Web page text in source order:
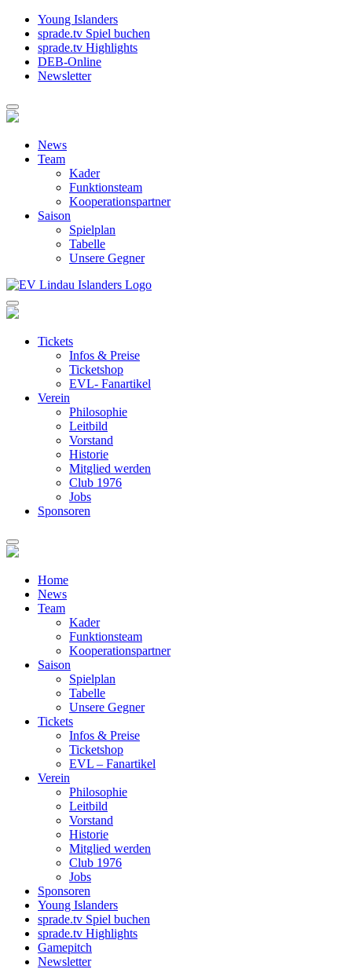
Young Islanders
sprade.tv Spiel buchen
sprade.tv Highlights
DEB-Online
Newsletter
News
Team
Kader
Funktionsteam
Kooperationspartner
Saison
Spielplan
Tabelle
Unsere Gegner
Tickets
Infos & Preise
Ticketshop
EVL- Fanartikel
Verein
Philosophie
Leitbild
Vorstand
Historie
Mitglied werden
Club 1976
Jobs
Sponsoren
Home
News
Team
Kader
Funktionsteam
Kooperationspartner
Saison
Spielplan
Tabelle
Unsere Gegner
Tickets
Infos & Preise
Ticketshop
EVL – Fanartikel
Verein
Philosophie
Leitbild
Vorstand
Historie
Mitglied werden
Club 1976
Jobs
Sponsoren
Young Islanders
sprade.tv Spiel buchen
sprade.tv Highlights
Gamepitch
Newsletter